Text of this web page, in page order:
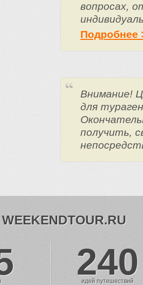
вопросах,
Подробнее
Внимание!
для
получить,
240
идей путешествий